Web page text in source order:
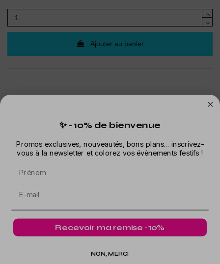
Ajouter au panier
Détails du produit
Donnez de la couleur et de la brillance à la décoration de vos 18
étincelante et raffinée en ce jour important.
✨ -10% de bienvenue
Promos exclusives, nouveautés, bons plans... inscrivez-
vous à la newsletter et colorez vos évènements festifs !
Recevoir ma remise -10%
NON, MERCI